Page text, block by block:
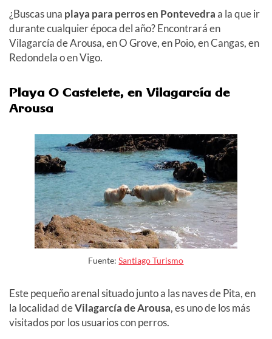
¿Buscas una playa para perros en Pontevedraa la que ir
durante cualquier época del año? Encontrará en
Vilagarcía de Arousa, en O Grove, en Poio, en Cangas, en
Redondela o en Vigo.
Playa O Castelete, en Vilagarcía de
Arousa
Fuente:Santiago Turismo
Este pequeño arenal situado junto a las naves de Pita, en
la localidad deVilagarcía de Arousa, es uno de los más
visitados por los usuarios con perros.